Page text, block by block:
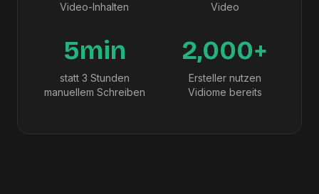
Video-Inhalten
Video
5min
statt 3 Stunden
manuellem Schreiben
2,000+
Ersteller nutzen
Vidiome bereits